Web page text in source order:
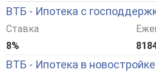
ВТБ - Ипотека с
Ставка
8%
ВТБ - Ипотека в новостройке